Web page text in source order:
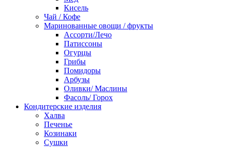
Кисель
Чай / Кофе
Маринованные овощи / фрукты
Ассорти/Лечо
Патиссоны
Огурцы
Грибы
Помидоры
Арбузы
Оливки/ Маслины
Фасоль/ Горох
Кондитерские изделия
Халва
Печенье
Козинаки
Сушки